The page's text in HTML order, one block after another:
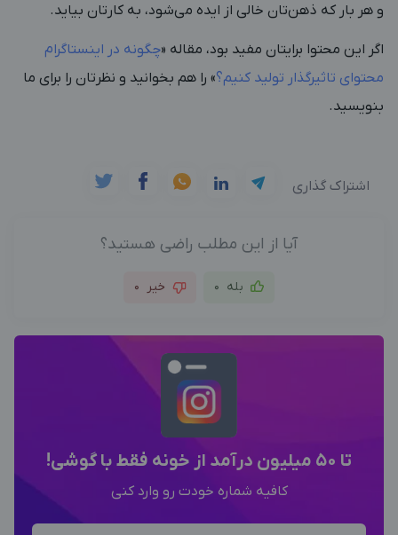
و هر بار که ذهن‌تان خالی از ایده می‌شود، به کارتان بیاید.
اگر این محتوا برایتان مفید بود، مقاله «چگونه در اینستاگرام
محتوای تاثیرگذار تولید کنیم؟» را هم بخوانید و نظرتان را برای ما
بنویسید.
اشتراک گذاری
آیا از این مطلب راضی هستید؟
بله 0 خیر 0
تا 50 میلیون درآمد از خونه فقط با گوشی!
کافیه شماره خودت رو وارد کنی